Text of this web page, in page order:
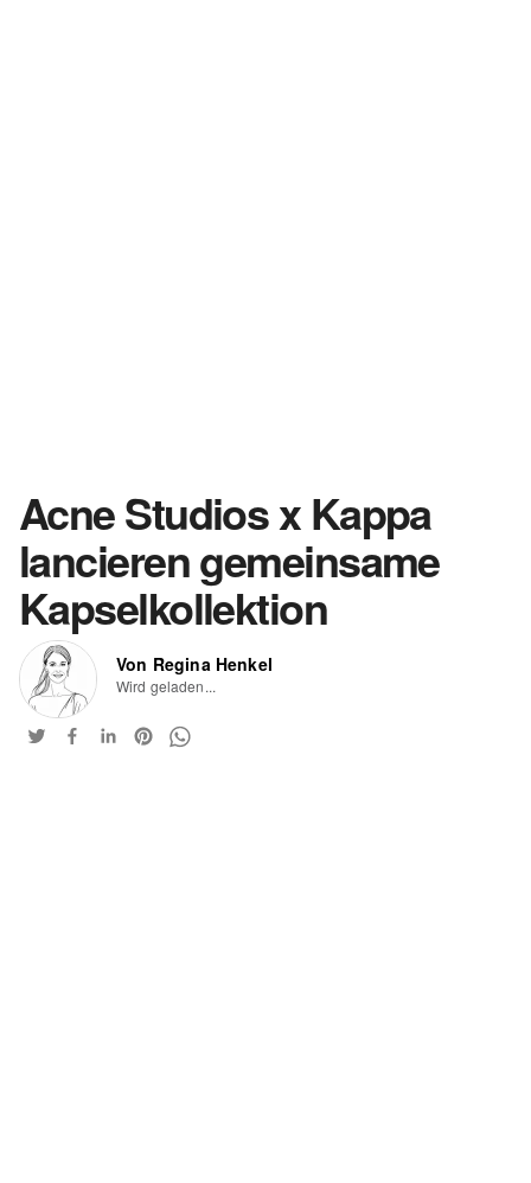
Acne Studios x Kappa
lancieren gemeinsame
Kapselkollektion
Von Regina Henkel
Wird geladen...